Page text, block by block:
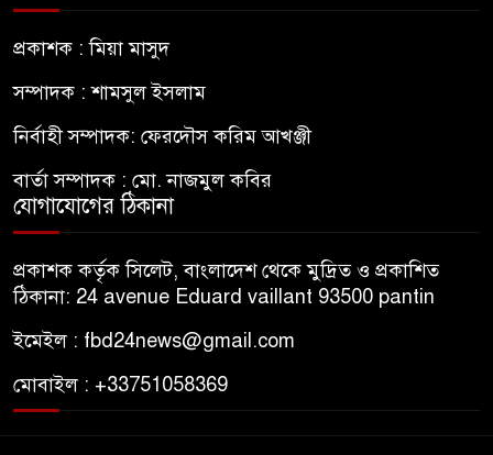
প্রকাশক : মিয়া মাসুদ
সম্পাদক : শামসুল ইসলাম
নির্বাহী সম্পাদক: ফেরদৌস করিম আখঞ্জী
বার্তা সম্পাদক : মো. নাজমুল কবির
যোগাযোগের ঠিকানা
প্রকাশক কর্তৃক সিলেট, বাংলাদেশ থেকে মুদ্রিত ও প্রকাশিত
ঠিকানা: 24 avenue Eduard vaillant 93500 pantin
ইমেইল : fbd24news@gmail.com
মোবাইল : +33751058369